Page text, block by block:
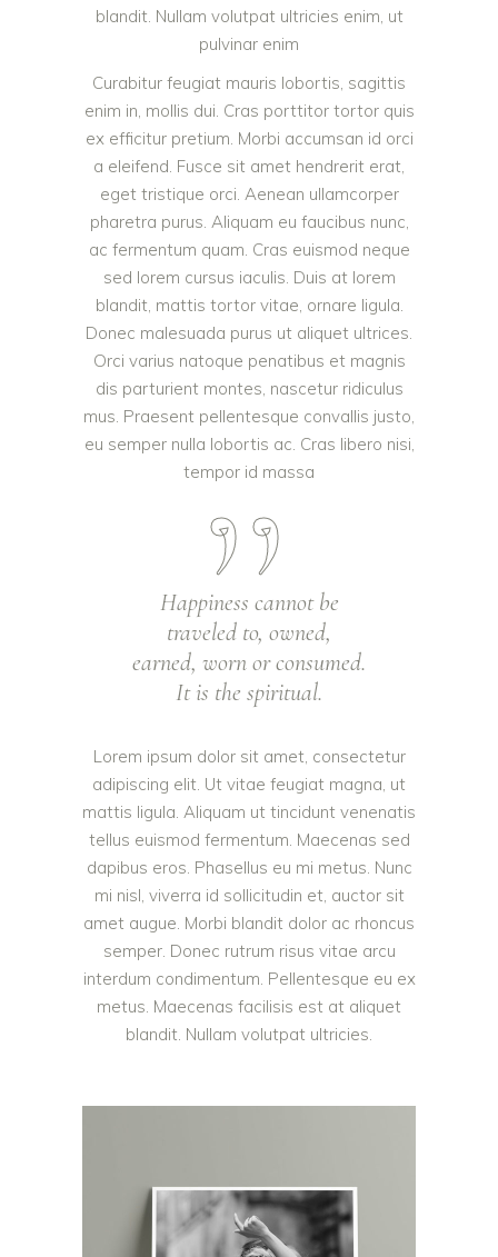
blandit. Nullam volutpat ultricies enim, ut
pulvinar enim
Curabitur feugiat mauris lobortis, sagittis
enim in, mollis dui. Cras porttitor tortor quis
ex efficitur pretium. Morbi accumsan id orci
a eleifend. Fusce sit amet hendrerit erat,
eget tristique orci. Aenean ullamcorper
pharetra purus. Aliquam eu faucibus nunc,
ac fermentum quam. Cras euismod neque
sed lorem cursus iaculis. Duis at lorem
blandit, mattis tortor vitae, ornare ligula.
Donec malesuada purus ut aliquet ultrices.
Orci varius natoque penatibus et magnis
dis parturient montes, nascetur ridiculus
mus. Praesent pellentesque convallis justo,
eu semper nulla lobortis ac. Cras libero nisi,
tempor id massa
Happiness cannot be
traveled to, owned,
earned, worn or consumed.
It is the spiritual.
Lorem ipsum dolor sit amet, consectetur
adipiscing elit. Ut vitae feugiat magna, ut
mattis ligula. Aliquam ut tincidunt venenatis
tellus euismod fermentum. Maecenas sed
dapibus eros. Phasellus eu mi metus. Nunc
mi nisl, viverra id sollicitudin et, auctor sit
amet augue. Morbi blandit dolor ac rhoncus
semper. Donec rutrum risus vitae arcu
interdum condimentum. Pellentesque eu ex
metus. Maecenas facilisis est at aliquet
blandit. Nullam volutpat ultricies.